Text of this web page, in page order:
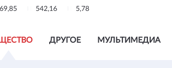
542,16 5,78
ДРУГОЕ МУЛЬТИМЕДИА